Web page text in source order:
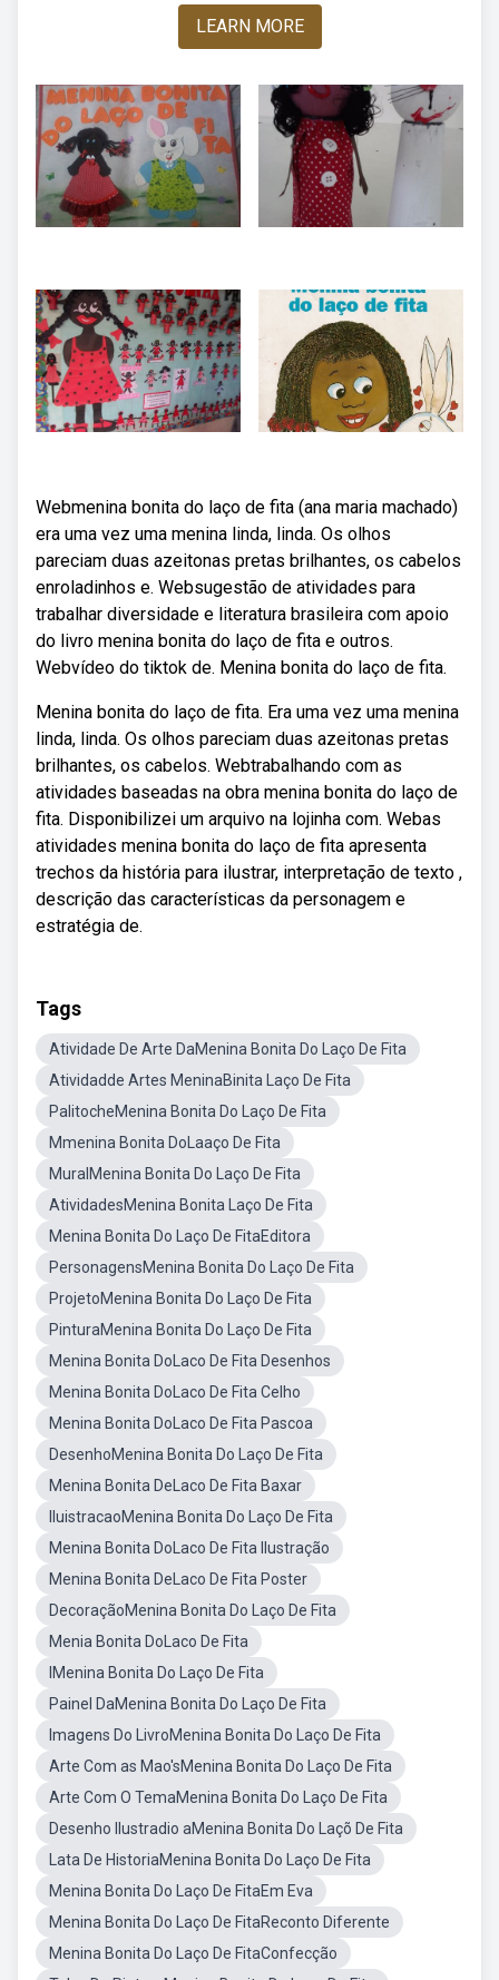
LEARN MORE
Webmenina bonita do laço de fita (ana maria machado)
era uma vez uma menina linda, linda. Os olhos
pareciam duas azeitonas pretas brilhantes, os cabelos
enroladinhos e. Websugestão de atividades para
trabalhar diversidade e literatura brasileira com apoio
do livro menina bonita do laço de fita e outros.
Webvídeo do tiktok de. Menina bonita do laço de fita.
Menina bonita do laço de fita. Era uma vez uma menina
linda, linda. Os olhos pareciam duas azeitonas pretas
brilhantes, os cabelos. Webtrabalhando com as
atividades baseadas na obra menina bonita do laço de
fita. Disponibilizei um arquivo na lojinha com. Webas
atividades menina bonita do laço de fita apresenta
trechos da história para ilustrar, interpretação de texto ,
descrição das características da personagem e
estratégia de.
Tags
Atividade De Arte DaMenina Bonita Do Laço De Fita
Atividadde Artes MeninaBinita Laço De Fita
PalitocheMenina Bonita Do Laço De Fita
Mmenina Bonita DoLaaço De Fita
MuralMenina Bonita Do Laço De Fita
AtividadesMenina Bonita Laço De Fita
Menina Bonita Do Laço De FitaEditora
PersonagensMenina Bonita Do Laço De Fita
ProjetoMenina Bonita Do Laço De Fita
PinturaMenina Bonita Do Laço De Fita
Menina Bonita DoLaco De Fita Desenhos
Menina Bonita DoLaco De Fita Celho
Menina Bonita DoLaco De Fita Pascoa
DesenhoMenina Bonita Do Laço De Fita
Menina Bonita DeLaco De Fita Baxar
IluistracaoMenina Bonita Do Laço De Fita
Menina Bonita DoLaco De Fita Ilustração
Menina Bonita DeLaco De Fita Poster
DecoraçãoMenina Bonita Do Laço De Fita
Menia Bonita DoLaco De Fita
IMenina Bonita Do Laço De Fita
Painel DaMenina Bonita Do Laço De Fita
Imagens Do LivroMenina Bonita Do Laço De Fita
Arte Com as Mao'sMenina Bonita Do Laço De Fita
Arte Com O TemaMenina Bonita Do Laço De Fita
Desenho Ilustradio aMenina Bonita Do Laçõ De Fita
Lata De HistoriaMenina Bonita Do Laço De Fita
Menina Bonita Do Laço De FitaEm Eva
Menina Bonita Do Laço De FitaReconto Diferente
Menina Bonita Do Laço De FitaConfecção